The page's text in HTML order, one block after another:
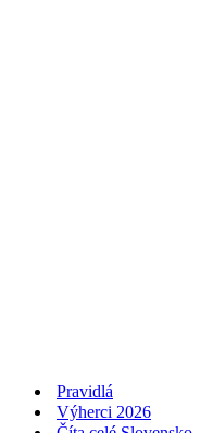
Pravidlá
Výherci 2026